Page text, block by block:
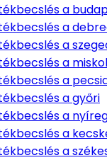
a
a
a
a
a
a győri
a
a
a